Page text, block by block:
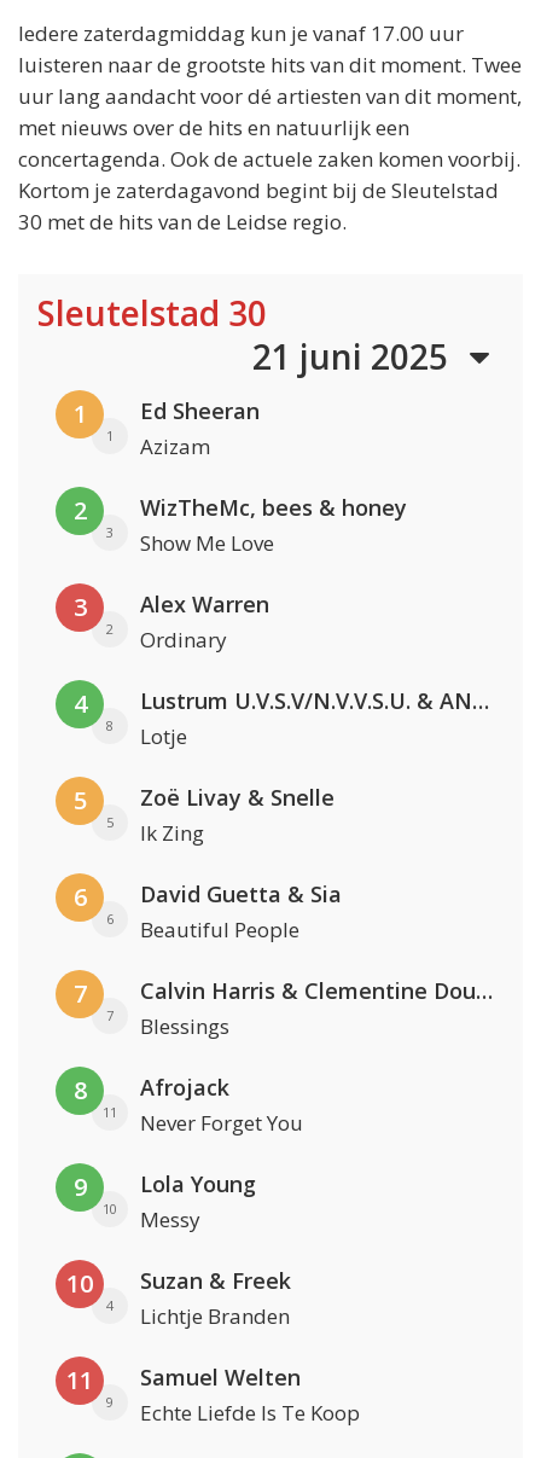
Iedere zaterdagmiddag kun je vanaf 17.00 uur
luisteren naar de grootste hits van dit moment. Twee
uur lang aandacht voor dé artiesten van dit moment,
met nieuws over de hits en natuurlijk een
concertagenda. Ook de actuele zaken komen voorbij.
Kortom je zaterdagavond begint bij de Sleutelstad
30 met de hits van de Leidse regio.
Sleutelstad 30
21 juni 2025
1
1
Ed Sheeran
Azizam
2
3
WizTheMc, bees & honey
Show Me Love
3
2
Alex Warren
Ordinary
4
8
Lustrum U.V.S.V/N.V.V.S.U. & ANNO ONS & Jopke van Dobbenburgh & Roeland Beelen
Lotje
5
5
Zoë Livay & Snelle
Ik Zing
6
6
David Guetta & Sia
Beautiful People
7
7
Calvin Harris & Clementine Douglas
Blessings
8
11
Afrojack
Never Forget You
9
10
Lola Young
Messy
10
4
Suzan & Freek
Lichtje Branden
11
9
Samuel Welten
Echte Liefde Is Te Koop